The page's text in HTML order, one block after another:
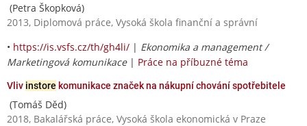
(Petra Škopková)
2013, Diplomová práce, Vysoká škola finanční a správní
• https://is.vsfs.cz/th/gh4li/ | Ekonomika a management /
Marketingová komunikace| Práce na příbuzné téma
Vliv instore komunikace značek na nákupní chování spotřebitele
(Tomáš Děd)
2018, Bakalářská práce, Vysoká škola ekonomická v Praze